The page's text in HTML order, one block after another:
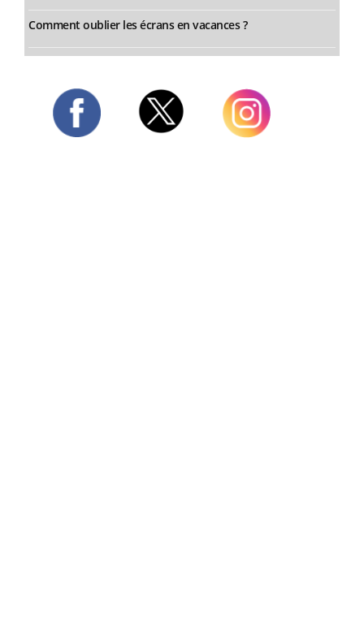
Comment oublier les écrans en vacances ?